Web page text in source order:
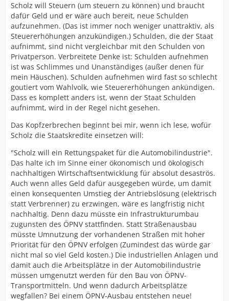
Scholz will Steuern (um steuern zu können) und braucht
dafür Geld und er wäre auch bereit, neue Schulden
aufzunehmen. (Das ist immer noch weniger unattraktiv, als
Steuererhöhungen anzukündigen.) Schulden, die der Staat
aufnimmt, sind nicht vergleichbar mit den Schulden von
Privatperson. Verbreitete Denke ist: Schulden aufnehmen
ist was Schlimmes und Unanständiges (außer denen für
mein Häuschen). Schulden aufnehmen wird fast so schlecht
goutiert vom Wahlvolk, wie Steuererhöhungen ankündigen.
Dass es komplett anders ist, wenn der Staat Schulden
aufnimmt, wird in der Regel nicht gesehen.
Das Kopfzerbrechen beginnt bei mir, wenn ich lese, wofür
Scholz die Staatskredite einsetzen will:
"Scholz will ein Rettungspaket für die Automobilindustrie".
Das halte ich im Sinne einer ökonomisch und ökologisch
nachhaltigen Wirtschaftsentwicklung für absolut desaströs.
Auch wenn alles Geld dafür ausgegeben würde, um damit
einen konsequenten Umstieg der Antriebslösung (elektrisch
statt Verbrenner) zu erzwingen, wäre es langfristig nicht
nachhaltig. Denn dazu müsste ein Infrastrukturumbau
zugunsten des ÖPNV stattfinden. Statt Straßenausbau
müsste Umnutzung der vorhandenen Straßen mit hoher
Priorität für den ÖPNV erfolgen (Zumindest das würde gar
nicht mal so viel Geld kosten.) Die industriellen Anlagen und
damit auch die Arbeitsplätze in der Automobilindustrie
müssen umgenutzt werden für den Bau von ÖPNV-
Transportmitteln. Und wenn dadurch Arbeitsplätze
wegfallen? Bei einem ÖPNV-Ausbau entstehen neue!